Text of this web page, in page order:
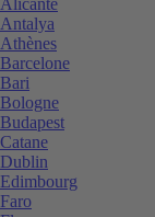
Antalya
Athènes
Barcelone
Bari
Bologne
Budapest
Catane
Dublin
Edimbourg
Faro